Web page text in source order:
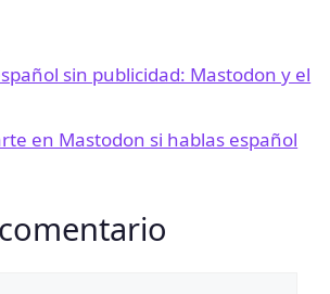
sin publicidad: Mastodon y el
en Mastodon si hablas español